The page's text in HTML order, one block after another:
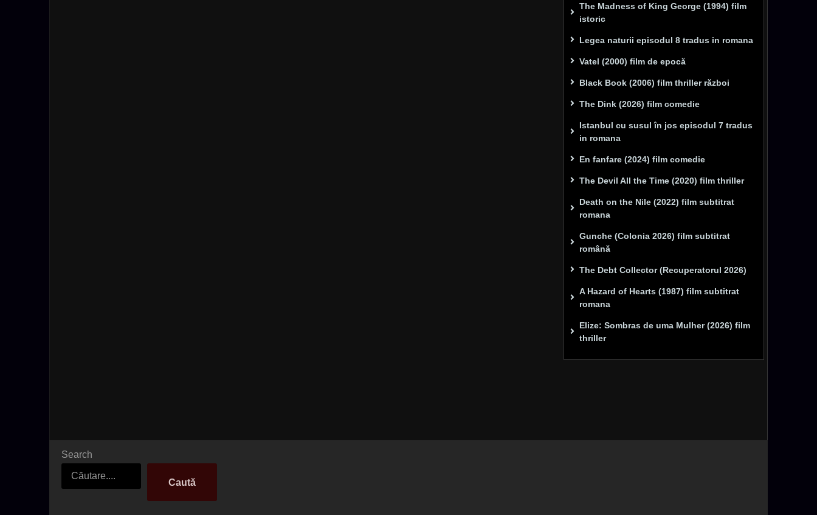
The Madness of King George (1994) film
istoric
Legea naturii episodul 8 tradus in romana
Vatel (2000) film de epocă
Black Book (2006) film thriller război
The Dink (2026) film comedie
Istanbul cu susul în jos episodul 7 tradus
in romana
En fanfare (2024) film comedie
The Devil All the Time (2020) film thriller
Death on the Nile (2022) film subtitrat
romana
Gunche (Colonia 2026) film subtitrat
română
The Debt Collector (Recuperatorul 2026)
A Hazard of Hearts (1987) film subtitrat
romana
Elize: Sombras de uma Mulher (2026) film
thriller
Search
Caută